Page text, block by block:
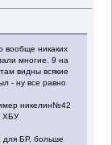
вообще никаких
многие. 9 на
видны всякие
- ну все равно
никелин№42
ХБУ
для БР, больше